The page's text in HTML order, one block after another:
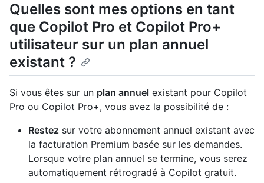
Quelles sont mes options en tant
que Copilot Pro et Copilot Pro+
utilisateur sur un plan annuel
existant ?
Si vous êtes sur un plan annuel existant pour Copilot
Pro ou Copilot Pro+, vous avez la possibilité de :
Restez sur votre abonnement annuel existant avec
la facturation Premium basée sur les demandes.
Lorsque votre plan annuel se termine, vous serez
automatiquement rétrogradé à Copilot gratuit.